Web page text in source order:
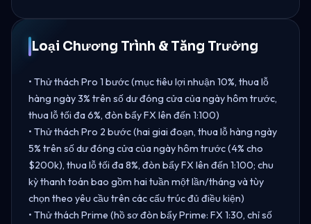
Loại Chương Trình & Tăng Trưởng
• Thử thách Pro 1 bước (mục tiêu lợi nhuận 10%, thua lỗ
hàng ngày 3% trên số dư đóng cửa của ngày hôm trước,
thua lỗ tối đa 6%, đòn bẩy FX lên đến 1:100)
• Thử thách Pro 2 bước (hai giai đoạn, thua lỗ hàng ngày
5% trên số dư đóng cửa của ngày hôm trước (4% cho
$200k), thua lỗ tối đa 8%, đòn bẩy FX lên đến 1:100; chu
kỳ thanh toán bao gồm hai tuần một lần/tháng và tùy
chọn theo yêu cầu trên các cấu trúc đủ điều kiện)
• Thử thách Prime (hồ sơ đòn bẩy Prime: FX 1:30, chỉ số